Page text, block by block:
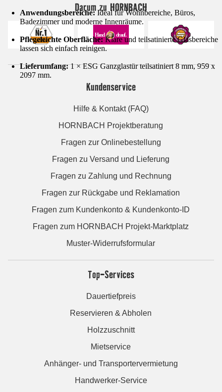
Anwendungsbereiche:Ideal für Wohnbereiche, Büros,
Badezimmer und moderne Innenräume.
Pflegeleichte Oberfläche:Klare und teilsatinierte Glasbereiche
lassen sich einfach reinigen.
Lieferumfang:1 × ESG Ganzglastür teilsatiniert 8 mm, 959 x
2097 mm.
Darum zu HORNBACH
Kundenservice
Hilfe & Kontakt (FAQ)
HORNBACH Projektberatung
Fragen zur Onlinebestellung
Fragen zu Versand und Lieferung
Fragen zu Zahlung und Rechnung
Fragen zur Rückgabe und Reklamation
Fragen zum Kundenkonto & Kundenkonto-ID
Fragen zum HORNBACH Projekt-Marktplatz
Muster-Widerrufsformular
Top-Services
Dauertiefpreis
Reservieren & Abholen
Holzzuschnitt
Mietservice
Anhänger- und Transportervermietung
Handwerker-Service